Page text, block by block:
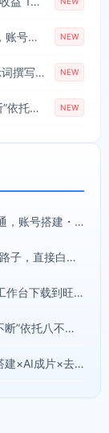
AI编程产品出海实战课，0基础小白也能跑通，账号搭建・多Agent开发・市场调研全流程，月入千刀跨境变现教程(更新) NEW
AI动画漫剧制作教程｜选题剧情构思·分镜提示词撰写·AI绘图配音·2D动画制作·剪映实操完成完整漫剧成片 NEW
付费文章：佛学第二弹：还是四个字“不常不断”依托八不偈解读无我因果连续之理 NEW
AI编程产品出海实战课，0基础小白也能跑通，账号搭建・多Agent开发・市场调研全流程，月入千刀跨境变现教程(更新)
Ai时代还在为各大文库付费？试试我这个野路子，直接白嫖各大文库！
阿里巴巴1688店铺基建实操课-8月更新；工作台下载到旺铺装修客服分流，手把手搞定开店全部必备操作
付费文章：佛学第二弹：还是四个字“不常不断”依托八不偈解读无我因果连续之理
YouTube油管AI视频变现教程-更新：账号搭建×AI成片×去重限流解决方案×YPP变现×AI真人生成×人物一致性